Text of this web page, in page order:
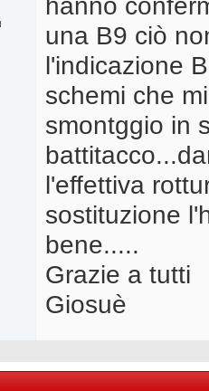
una B9 ciò
l'indicazione
schemi che
smontggio in
l'effettiva
sostituzione
bene.....
Grazie a tutti
Giosuè